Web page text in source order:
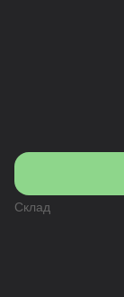
Склад